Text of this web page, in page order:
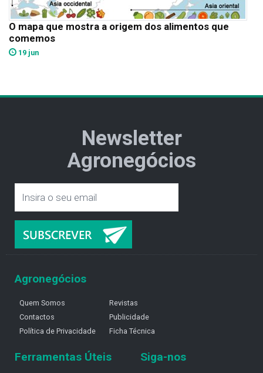
O mapa que mostra a origem dos alimentos que
comemos
19 jun
Newsletter
Agronegócios
Agronegócios
Quem Somos
Contactos
Política de Privacidade
Revistas
Publicidade
Ficha Técnica
Ferramentas Úteis Siga-nos